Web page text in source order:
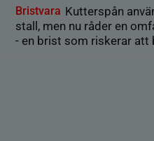
Bristvara Kutterspån
stall, men nu råder en
- en brist som riskerar att